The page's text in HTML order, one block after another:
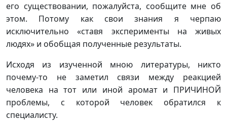
его существовании, пожалуйста, сообщите мне об
этом. Потому как свои знания я черпаю
исключительно «ставя эксперименты на живых
людях» и обобщая полученные результаты.
Исходя из изученной мною литературы, никто
почему-то не заметил связи между реакцией
человека на тот или иной аромат и ПРИЧИНОЙ
проблемы, с которой человек обратился к
специалисту.